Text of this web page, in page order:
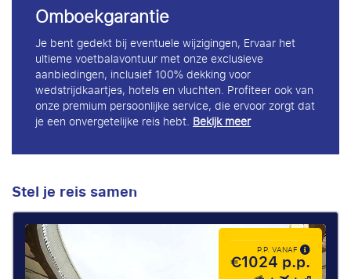
Omboekgarantie
Je bent gedekt bij eventuele wijzigingen, Ervaar het
ultieme voetbalavontuur met onze exclusieve
aanbiedingen, inclusief 100% dekking voor
wedstrijdkaartjes, hotels en vluchten. Profiteer ook van
onze premium persoonlijke service, die ervoor zorgt dat
je een onvergetelijke reis hebt.Bekijk meer
Stel je reis samen
P.P. VANAF
€1024 p.p.